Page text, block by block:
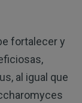
fortalecer y
al igual que